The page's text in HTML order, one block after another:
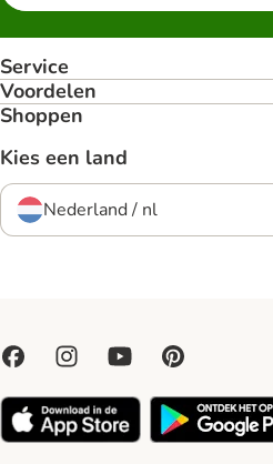
Service
Voordelen
Shoppen
Kies een land
Nederland / nl